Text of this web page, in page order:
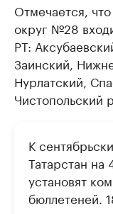
Отмечается,
округ №28
РТ:
Заинский,
Нурлатский,
Чистопольский
К
Татарстан на
установят
бюллетеней.